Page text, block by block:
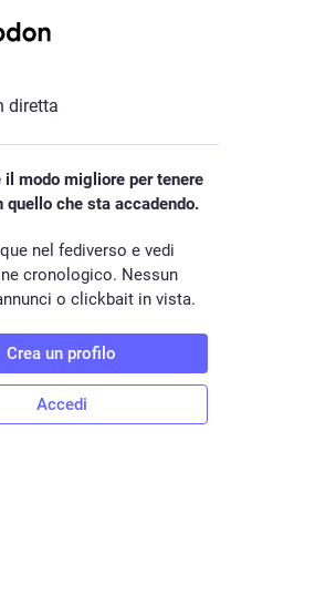
diretta
il modo migliore per tenere
quello che sta accadendo.
nel fediverso e vedi
cronologico. Nessun
o clickbait in vista.
Crea un profilo
Accedi